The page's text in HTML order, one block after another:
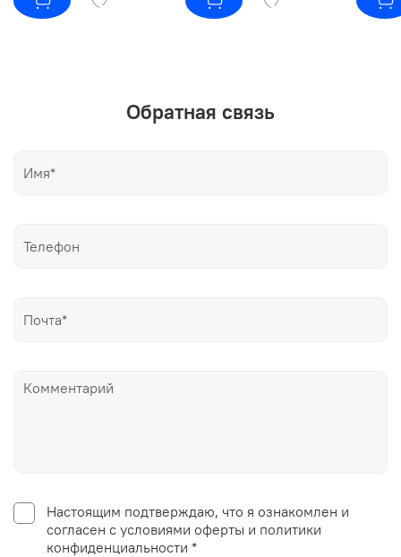
Обратная связь
Настоящим подтверждаю, что я ознакомлен и
согласен с условиями оферты и политики
конфиденциальности *